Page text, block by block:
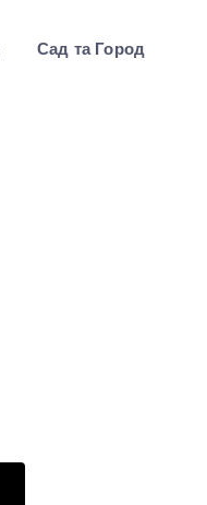
Сад та Город